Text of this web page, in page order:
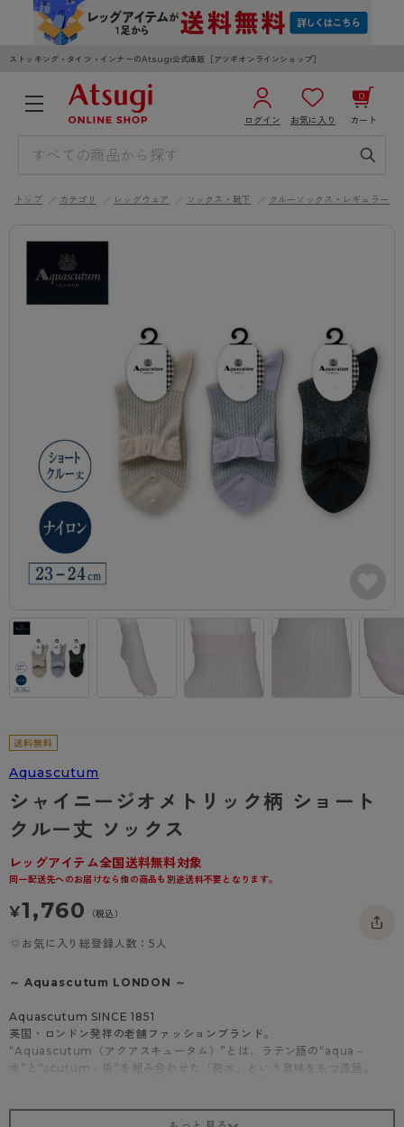
ストッキング・タイツ・インナーのAtsugi公式通販［アツギオンラインショップ］
ログイン お気に入り カート
0
3,980円以上のご購入で送料無料
MEN KIDS
カテゴリから探す
レッグウェア
ストッキング
- 無地ストッキング
- 柄ストッキング
- ショート丈ストッキング
- 着圧ストッキング
- パンティ部レスストッキング
- 柄タイツ
- ひざ下丈タイツ
- 着圧タイツ
ソックス・靴下
インナーウェア
ブラジャー
- ノンワイヤーブラ
- ワイヤーブラ
- ブラトップ
ショーツ
- レギュラーショーツ
肌着・インナー
- 長袖（七分袖以上）
- タンクトップ
ライフスタイルウェア
ボトムス
トップス
ルームウェア・パジャマ
アクティブ・スポーツ
- スポーツブラ
雑貨・小物
レッグウエア
ソックス・靴下
クルー・レギュラー丈ソックス
スニーカー丈・くるぶし丈ソックス
ハイソックス
インナーウエア
メンズパンツ
ボクサー
トランクス
Tバック・ビキニ
肌着・インナー
ライフスタイルウェア
ボトムス
トップス
ルームウェア・パジャマ
レッグウエア
タイツ
ソックス・靴下
クルー・レギュラー丈ソックス
スニーカー丈・くるぶし丈ソックス
ハイソックス
スクールソックス
インナーウエア
ブラジャー
ノンワイヤーブラ
ワイヤーブラ
スポーツブラ
ショーツ
レギュラーショーツ
ブランドから探す
AZGI
アスティーグ
クリアビューティアクティブ
フェイクタイツ
hotto comfort
スクールタイム
みんなの、みんなの。
CLINICAL
ハイジュニ
商品選びのお手伝い
お悩み別ガードル
私に似合う、ストッキング選び
タイツの選び方
ご利用ガイド
はじめての方へ
よくある質問（FAQ）
配送方法について
返品・交換について
お問い合わせについて
トップ カテゴリ レッグウェア ソックス・靴下 クルーソックス・レギュラーソ
Aquascutum
シャイニージオメトリック柄 ショート
クルー丈 ソックス
レッグアイテム全国送料無料対象
同一配送先へのお届けなら他の商品も別途送料不要となります。
¥1,760 （税込）
お気に入り総登録人数：5人
～ Aquascutum LONDON ～
Aquascutum SINCE 1851
英国・ロンドン発祥の老舗ファッションブランド。
“Aquascutum（アクアスキュータム）”とは、ラテン語の“aqua－
水”と“scutum－盾”を組み合わせた「防水」という意味をもつ造語。
ブランドの象徴である「クラブチェック」や「クレスト－紋章」を筆頭